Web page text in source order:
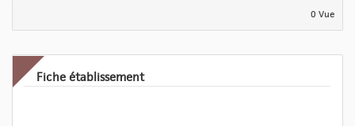
0 Vue
Fiche établissement